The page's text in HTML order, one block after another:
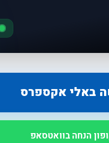
באלי אקספרס
הנחה בוואטסאפ